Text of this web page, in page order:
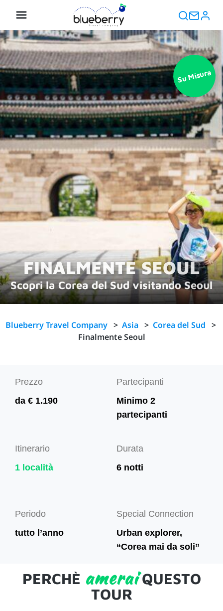
Su Misura
FINALMENTE SEOUL
Scopri la Corea del Sud visitando Seoul
Blueberry Travel Company> Asia> Corea del Sud >
Finalmente Seoul
Prezzo
da € 1.190
Partecipanti
Minimo 2
partecipanti
Itinerario
1 località
Durata
6 notti
Periodo
tutto l’anno
Special Connection
Urban explorer,
“Corea mai da soli”
PERCHÈ ameraiQUESTO
TOUR